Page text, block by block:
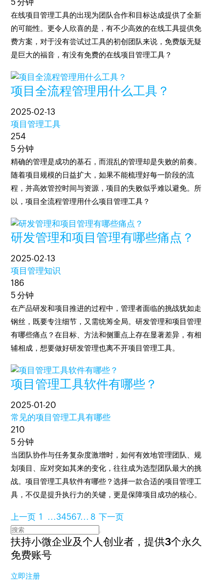
5 分钟
在线项目管理工具的出现为团队合作和目标达成提供了全新
的可能性。更令人欣喜的是，有不少高效的在线工具提供免
费方案，对于没有尝试过工具的初创团队来说，免费版无疑
是巨大的福音，有没有免费的在线项目管理工具？
项目全流程管理用什么工具？
2025-02-13
项目管理工具
254
5 分钟
精确的管理是成功的基石，而混乱的管理却是失败的前奏。
随着项目规模的日益扩大，如果不能梳理好每一阶段的流
程，并高效管控时间与资源，项目的失败似乎难以避免。所
以，项目全流程管理用什么项目管理工具？
研发管理和项目管理有哪些痛点？
2025-02-13
项目管理知识
186
5 分钟
在产品研发和项目推进的过程中，管理者面临的挑战犹如走
钢丝，既要专注细节，又需统筹全局。研发管理和项目管理
有哪些痛点？在目标、方法和侧重点上存在显著差异，有相
辅相成，想要做好研发管理也离不开项目管理工具。
项目管理工具软件有哪些？
2025-01-20
常见的项目管理工具有哪些
210
5 分钟
当团队协作与任务复杂度激增时，如何有效地管理团队、规
划项目、应对突如其来的变化，往往成为选型团队最大的挑
战。项目管理工具软件有哪些？选择一款合适的项目管理工
具，不仅是提升执行力的关键，更是保障项目成功的核心。
上一页1 ...34567... 8 下一页
扶持小微企业及个人创业者，提供3个永久
免费账号
立即注册